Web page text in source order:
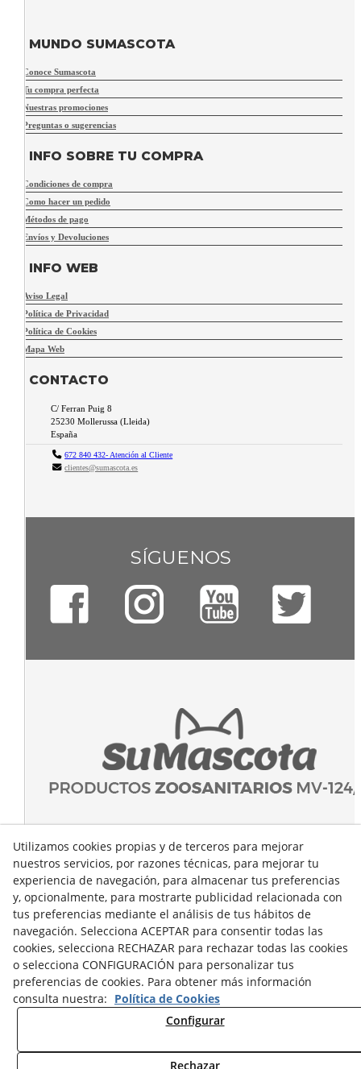
MUNDO SUMASCOTA
Conoce Sumascota
Tu compra perfecta
Nuestras promociones
Preguntas o sugerencias
INFO SOBRE TU COMPRA
Condiciones de compra
Como hacer un pedido
Métodos de pago
Envíos y Devoluciones
INFO WEB
Aviso Legal
Política de Privacidad
Política de Cookies
Mapa Web
CONTACTO
C/ Ferran Puig 8
25230 Mollerussa (Lleida)
España
672 840 432- Atención al Cliente
clientes@sumascota.es
SÍGUENOS
Utilizamos cookies propias y de terceros para mejorar
nuestros servicios, por razones técnicas, para mejorar tu
experiencia de navegación, para almacenar tus preferencias
y, opcionalmente, para mostrarte publicidad relacionada con
tus preferencias mediante el análisis de tus hábitos de
navegación. Selecciona ACEPTAR para consentir todas las
cookies, selecciona RECHAZAR para rechazar todas las cookies
o selecciona CONFIGURACIÓN para personalizar tus
preferencias de cookies. Para obtener más información
consulta nuestra: Política de Cookies
Configurar
Rechazar